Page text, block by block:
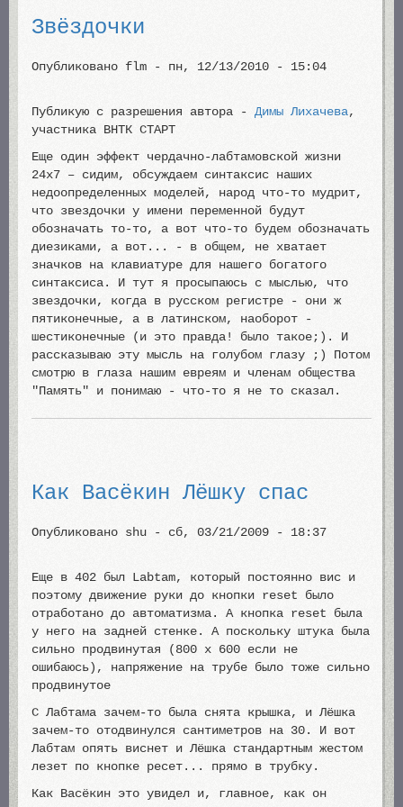
Звёздочки
Опубликовано flm - пн, 12/13/2010 - 15:04
Публикую с разрешения автора - Димы Лихачева,
участника ВНТК СТАРТ
Еще один эффект чердачно-лабтамовской жизни
24х7 – сидим, обсуждаем синтаксис наших
недоопределенных моделей, народ что-то мудрит,
что звездочки у имени переменной будут
обозначать то-то, а вот что-то будем обозначать
диезиками, а вот... - в общем, не хватает
значков на клавиатуре для нашего богатого
синтаксиса. И тут я просыпаюсь с мыслью, что
звездочки, когда в русском регистре - они ж
пятиконечные, а в латинском, наоборот -
шестиконечные (и это правда! было такое;). И
рассказываю эту мысль на голубом глазу ;) Потом
смотрю в глаза нашим евреям и членам общества
"Память" и понимаю - что-то я не то сказал.
Как Васёкин Лёшку спас
Опубликовано shu - сб, 03/21/2009 - 18:37
Еще в 402 был Labtam, который постоянно вис и
поэтому движение руки до кнопки reset было
отработано до автоматизма. А кнопка reset была
у него на задней стенке. А поскольку штука была
сильно продвинутая (800 х 600 если не
ошибаюсь), напряжение на трубе было тоже сильно
продвинутое
С Лабтама зачем-то была снята крышка, и Лёшка
зачем-то отодвинулся сантиметров на 30. И вот
Лабтам опять виснет и Лёшка стандартным жестом
лезет по кнопке ресет... прямо в трубку.
Как Васёкин это увидел и, главное, как он